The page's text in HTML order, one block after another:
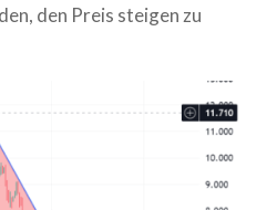
den Preis steigen zu